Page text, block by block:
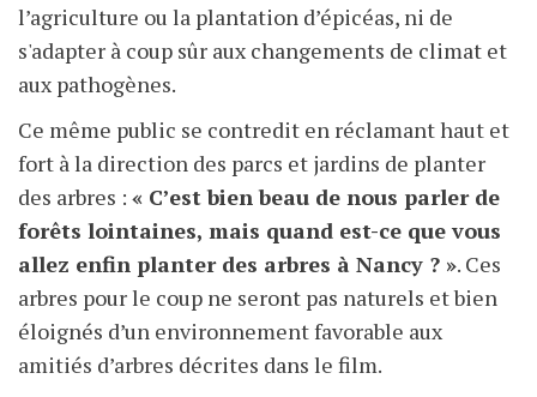
l’agriculture ou la plantation d’épicéas, ni de
s'adapter à coup sûr aux changements de climat et
aux pathogènes.
Ce même public se contredit en réclamant haut et
fort à la direction des parcs et jardins de planter
des arbres : « C’est bien beau de nous parler de
forêts lointaines, mais quand est-ce que vous
allez enfin planter des arbres à Nancy ? ». Ces
arbres pour le coup ne seront pas naturels et bien
éloignés d’un environnement favorable aux
amitiés d’arbres décrites dans le film.